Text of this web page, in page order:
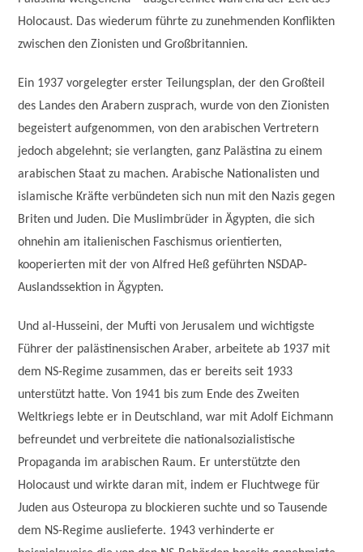
Holocaust. Das wiederum führte zu zunehmenden Konflikten
zwischen den Zionisten und Großbritannien.
Ein 1937 vorgelegter erster Teilungsplan, der den Großteil
des Landes den Arabern zusprach, wurde von den Zionisten
begeistert aufgenommen, von den arabischen Vertretern
jedoch abgelehnt; sie verlangten, ganz Palästina zu einem
arabischen Staat zu machen. Arabische Nationalisten und
islamische Kräfte verbündeten sich nun mit den Nazis gegen
Briten und Juden. Die Muslimbrüder in Ägypten, die sich
ohnehin am italienischen Faschismus orientierten,
kooperierten mit der von Alfred Heß geführten NSDAP-
Auslandssektion in Ägypten.
Und al-Husseini, der Mufti von Jerusalem und wichtigste
Führer der palästinensischen Araber, arbeitete ab 1937 mit
dem NS-Regime zusammen, das er bereits seit 1933
unterstützt hatte. Von 1941 bis zum Ende des Zweiten
Weltkriegs lebte er in Deutschland, war mit Adolf Eichmann
befreundet und verbreitete die nationalsozialistische
Propaganda im arabischen Raum. Er unterstützte den
Holocaust und wirkte daran mit, indem er Fluchtwege für
Juden aus Osteuropa zu blockieren suchte und so Tausende
dem NS-Regime auslieferte. 1943 verhinderte er